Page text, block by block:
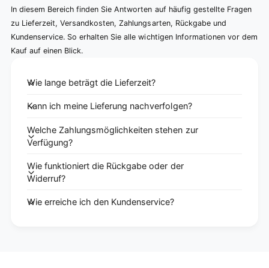
In diesem Bereich finden Sie Antworten auf häufig gestellte Fragen
zu Lieferzeit, Versandkosten, Zahlungsarten, Rückgabe und
Kundenservice. So erhalten Sie alle wichtigen Informationen vor dem
Kauf auf einen Blick.
Wie lange beträgt die Lieferzeit?
Kann ich meine Lieferung nachverfolgen?
Welche Zahlungsmöglichkeiten stehen zur
Verfügung?
Wie funktioniert die Rückgabe oder der
Widerruf?
Wie erreiche ich den Kundenservice?